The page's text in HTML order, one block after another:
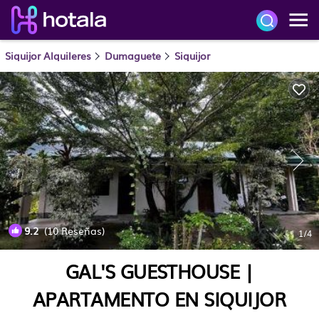
Siquijor Alquileres Dumaguete Siquijor
9.2(10 Reseñas) 1/4
GAL'S GUESTHOUSE |
APARTAMENTO EN SIQUIJOR